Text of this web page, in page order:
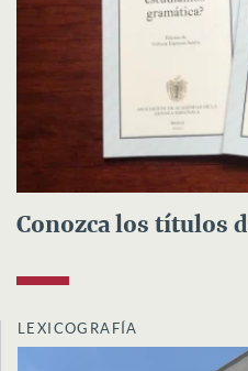
Conozca los títulos
LEXICOGRAFÍA